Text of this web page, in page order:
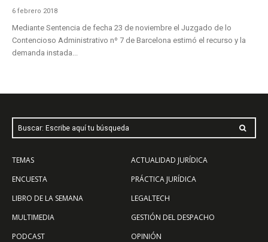
6 febrero 2018
Mediante Sentencia de fecha 23 de noviembre el Juzgado de lo
Contencioso Administrativo nº 7 de Barcelona estimó el recurso y la
demanda instada...
Buscar: Escribe aquí tu búsqueda
TEMAS
ENCUESTA
LIBRO DE LA SEMANA
MULTIMEDIA
PODCAST
ACTUALIDAD JURÍDICA
PRÁCTICA JURÍDICA
LEGALTECH
GESTIÓN DEL DESPACHO
OPINIÓN